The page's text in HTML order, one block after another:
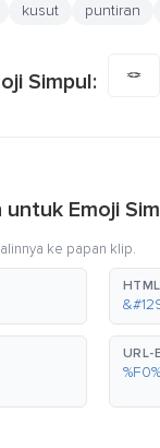
kusut puntiran
Simpul: 🪢
Emoji
ke papan klip.
URL-